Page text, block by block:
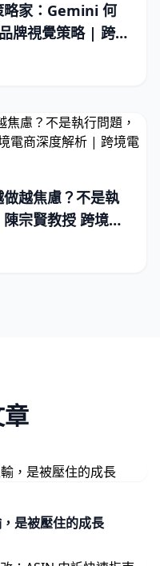
略家：Gemini 何
牌視覺策略 | 跨境
做越焦慮？不是執
宗賢教授 跨境電
是被壓住的成長